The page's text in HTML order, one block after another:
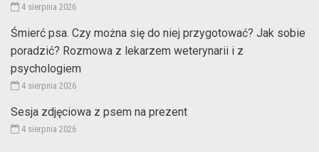
4 sierpnia 2026
Śmierć psa. Czy można się do niej przygotować? Jak sobie
poradzić? Rozmowa z lekarzem weterynarii i z
psychologiem
4 sierpnia 2026
Sesja zdjęciowa z psem na prezent
4 sierpnia 2026